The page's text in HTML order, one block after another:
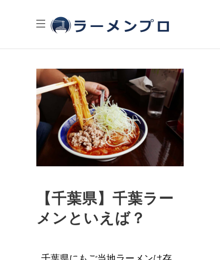
【千葉県】千葉ラー
メンといえば？